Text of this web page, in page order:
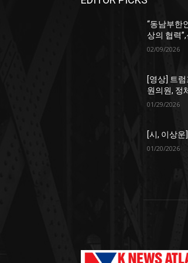
“동남부한
상의 협력
02/09/2026
[영상] 트
원의원, 정
01/29/2026
[시, 이상운
01/20/2026